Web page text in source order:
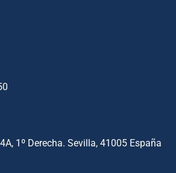
1º Derecha. Sevilla, 41005 España